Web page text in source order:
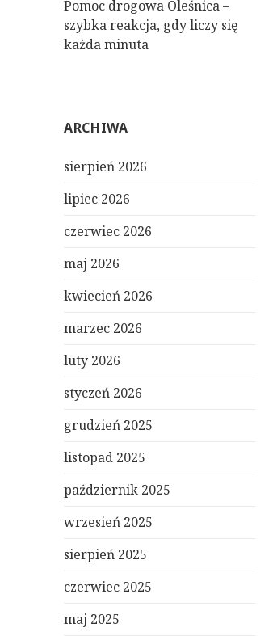
Pomoc drogowa Oleśnica –
szybka reakcja, gdy liczy się
każda minuta
ARCHIWA
sierpień 2026
lipiec 2026
czerwiec 2026
maj 2026
kwiecień 2026
marzec 2026
luty 2026
styczeń 2026
grudzień 2025
listopad 2025
październik 2025
wrzesień 2025
sierpień 2025
czerwiec 2025
maj 2025